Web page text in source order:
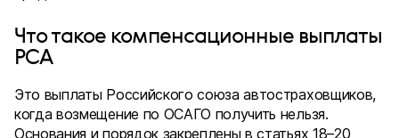
Что такое компенсационные выплаты
РСА
Это выплаты Российского союза автостраховщиков,
когда возмещение по ОСАГО получить нельзя.
Основания и порядок закреплены в статьях 18–20